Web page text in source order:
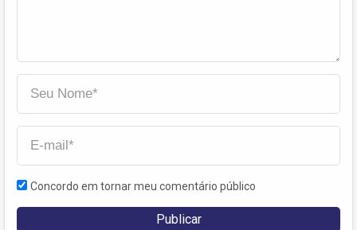
Concordo em tornar meu comentário público